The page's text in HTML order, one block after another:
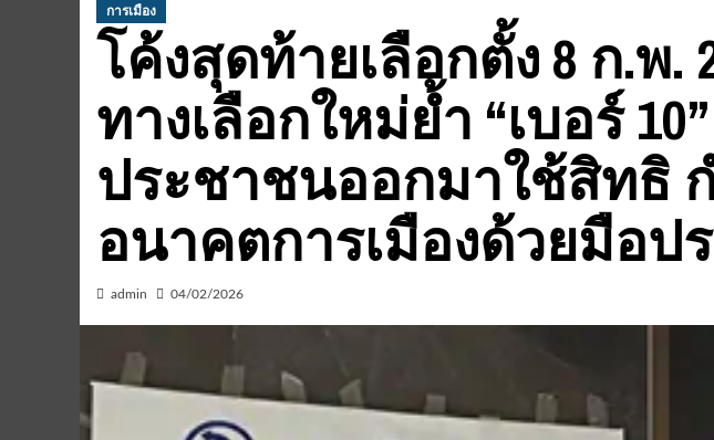
การเมือง
โค้งสุดท้ายเลือกตั้ง 8 ก.พ.
ทางเลือกใหม่ย้ำ “เบอร์
ประชาชนออกมาใช้สิทธิ
อนาคตการเมืองด้วยมือป
admin 04/02/2026